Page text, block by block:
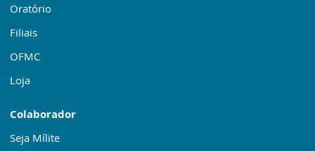
Oratório
Filiais
OFMC
Loja
Colaborador
Seja Mílite